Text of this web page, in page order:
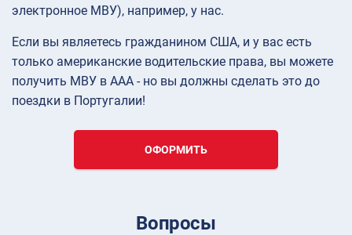
электронное МВУ), например, у нас.
Если вы являетесь гражданином США, и у вас есть
только американские водительские права, вы можете
получить МВУ в AAA - но вы должны сделать это до
поездки в Португалии!
ОФОРМИТЬ
Вопросы